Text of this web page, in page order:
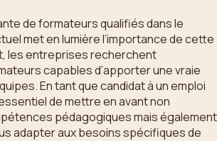
de formateurs qualifiés dans le
met en lumière l’importance de cette
les entreprises recherchent
capables d’apporter une vraie
En tant que candidat à un emploi
de mettre en avant non
pédagogiques mais également
adapter aux besoins spécifiques de